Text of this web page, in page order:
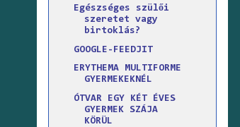
Egészséges szülői
szeretet vagy
birtoklás?
GOOGLE-FEEDJIT
ERYTHEMA MULTIFORME
GYERMEKEKNÉL
ÓTVAR EGY KÉT ÉVES
GYERMEK SZÁJA
KÖRÜL